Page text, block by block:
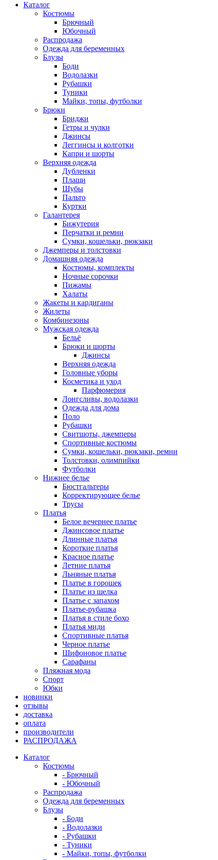
Каталог
Костюмы
Брючный
Юбочный
Распродажа
Одежда для беременных
Блузы
Боди
Водолазки
Рубашки
Туники
Майки, топы, футболки
Брюки
Бриджи
Гетры и чулки
Джинсы
Леггинсы и колготки
Капри и шорты
Верхняя одежда
Дубленки
Плащи
Шубы
Пальто
Куртки
Галантерея
Бижутерия
Перчатки и ремни
Сумки, кошельки, рюкзаки
Джемперы и толстовки
Домашняя одежда
Костюмы, комплекты
Ночные сорочки
Пижамы
Халаты
Жакеты и кардиганы
Жилеты
Комбинезоны
Мужская одежда
Бельё
Брюки и шорты
Джинсы
Верхняя одежда
Головные уборы
Косметика и уход
Парфюмерия
Лонгсливы, водолазки
Одежда для дома
Поло
Рубашки
Свитшоты, джемперы
Спортивные костюмы
Сумки, кошельки, рюкзаки, ремни
Толстовки, олимпийки
Футболки
Нижнее белье
Бюстгальтеры
Корректирующее белье
Трусы
Платья
Белое вечернее платье
Джинсовое платье
Длинные платья
Короткие платья
Красное платье
Летние платья
Льняные платья
Платье в горошек
Платье из шелка
Платье с запахом
Платье-рубашка
Платья в стиле бохо
Платья миди
Спортивные платья
Черное платье
Шифоновое платье
Сарафаны
Пляжная мода
Спорт
Юбки
новинки
отзывы
доставка
оплата
производители
РАСПРОДАЖА
Каталог
Костюмы
- Брючный
- Юбочный
Распродажа
Одежда для беременных
Блузы
- Боди
- Водолазки
- Рубашки
- Туники
- Майки, топы, футболки